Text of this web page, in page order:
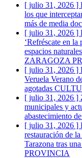
[ julio 31, 2026 ]
los que
más de media
[ julio 31, 2026 ]
‘Refréscate en
espacios
ZARAGOZA
[ julio 31, 2026 ]
Veruela Verano
agotadas
[ julio 31, 2026 ]
municipales y
abastecimiento
[ julio 31, 2026 ]
restauración de
Tarazona tras
PROVINCIA